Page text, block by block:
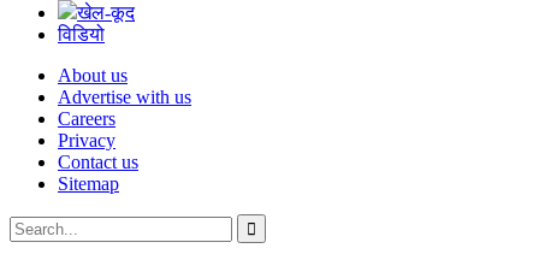
खेल-कूद
विडियो
About us
Advertise with us
Careers
Privacy
Contact us
Sitemap